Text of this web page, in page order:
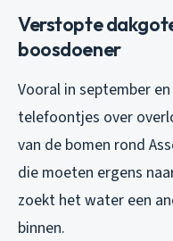
Verstopte
boosdoener
Vooral in september
telefoontjes over
van de bomen rond
die moeten ergens
zoekt het water een
binnen.